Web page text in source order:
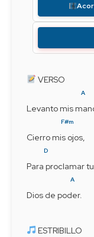
VERSO
A
Levanto mis
F#m
Cierro mis ojos,
D
Para proclamar
A
Dios de poder.
ESTRIBILLO